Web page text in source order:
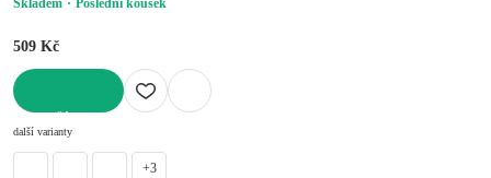
Skladem
Poslední kousek
509 Kč
další varianty
+3